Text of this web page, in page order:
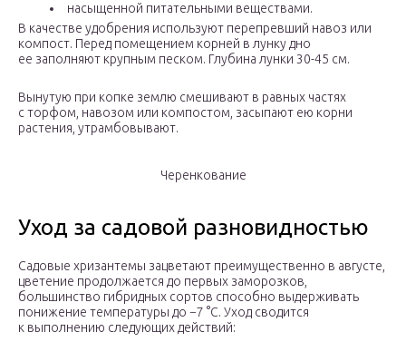
насыщенной питательными веществами.
В качестве удобрения используют перепревший навоз или
компост. Перед помещением корней в лунку дно
ее заполняют крупным песком. Глубина лунки 30-45 см.
Вынутую при копке землю смешивают в равных частях
с торфом, навозом или компостом, засыпают ею корни
растения, утрамбовывают.
Черенкование
Уход за садовой разновидностью
Садовые хризантемы зацветают преимущественно в августе,
цветение продолжается до первых заморозков,
большинство гибридных сортов способно выдерживать
понижение температуры до −7 °С. Уход сводится
к выполнению следующих действий: